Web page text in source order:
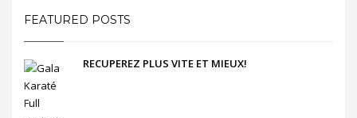
FEATURED POSTS
RECUPEREZ PLUS VITE ET MIEUX!